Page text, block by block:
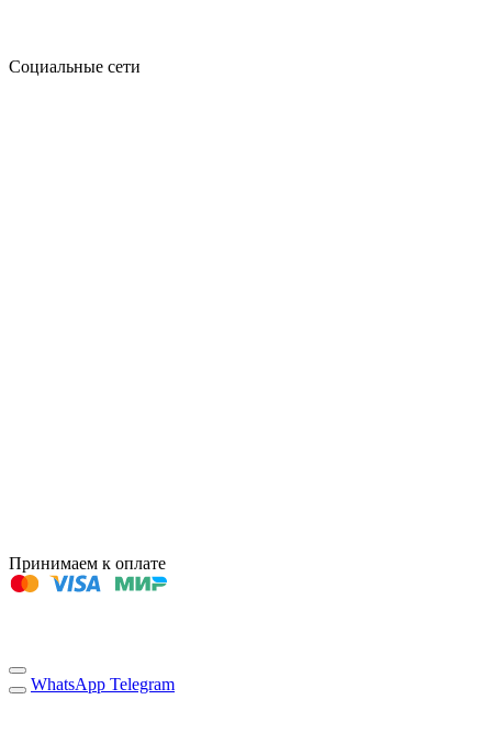
Социальные сети
Принимаем к оплате
WhatsApp Telegram